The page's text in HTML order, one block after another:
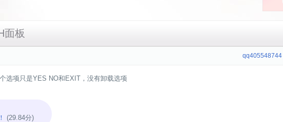
面板
qq405548744
选项只是YES NO和EXIT，没有卸载选项
(29.84分)